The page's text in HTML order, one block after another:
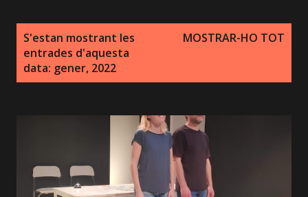
S'estan mostrant les
entrades d'aquesta
data: gener, 2022
MOSTRAR-HO TOT